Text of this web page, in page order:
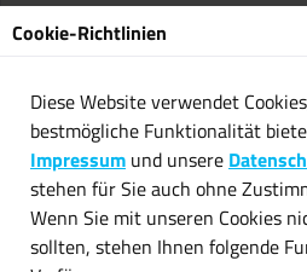
Cookie-Richtlinien
Diese Website verwendet
bestmögliche Funktionalität
Impressum und unsere
stehen für Sie auch ohne
Wenn Sie mit unseren Cookies
sollten, stehen Ihnen folgende